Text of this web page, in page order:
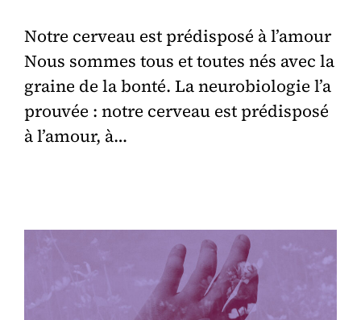
Notre cerveau est prédisposé à l’amour
Nous sommes tous et toutes nés avec la
graine de la bonté. La neurobiologie l’a
prouvée : notre cerveau est prédisposé
à l’amour, à…